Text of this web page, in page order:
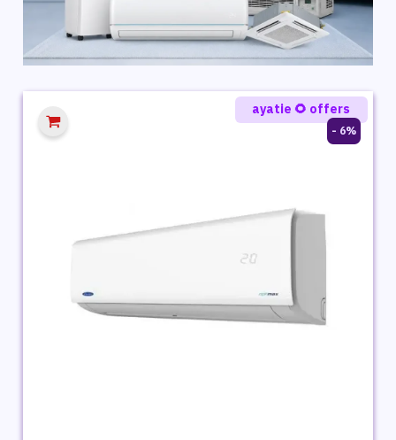
6% -
ayatie 🌻 offers